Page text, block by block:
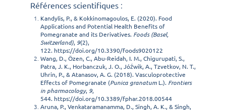
Références scientifiques :
Kandylis, P., & Kokkinomagoulos, E. (2020). Food
Applications and Potential Health Benefits of
Pomegranate and its Derivatives. Foods (Basel,
Switzerland), 9(2),
122. https://doi.org/10.3390/foods9020122
Wang, D., Özen, C., Abu-Reidah, I. M., Chigurupati, S.,
Patra, J. K., Horbanczuk, J. O., Jóźwik, A., Tzvetkov, N. T.,
Uhrin, P., & Atanasov, A. G. (2018). Vasculoprotective
Effects of Pomegranate (Punica granatum L.). Frontiers
in pharmacology, 9,
544. https://doi.org/10.3389/fphar.2018.00544
Aruna, P., Venkataramanamma, D., Singh, A. K., & Singh,